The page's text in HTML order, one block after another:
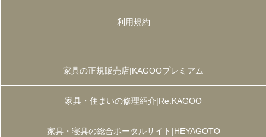
利用規約
家具の正規販売店|KAGOOプレミアム
家具・住まいの修理紹介|Re:KAGOO
家具・寝具の総合ポータルサイト|HEYAGOTO